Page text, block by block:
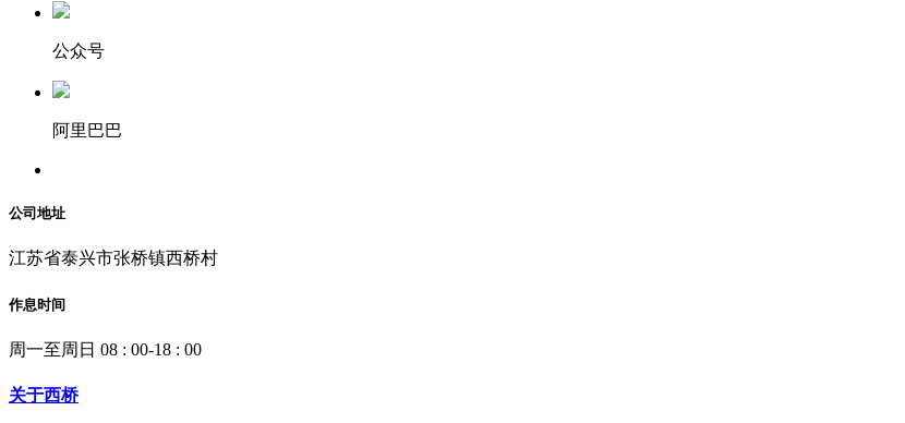
公众号
阿里巴巴
公司地址
江苏省泰兴市张桥镇西桥村
作息时间
周一至周日 08 : 00-18 : 00
关于西桥